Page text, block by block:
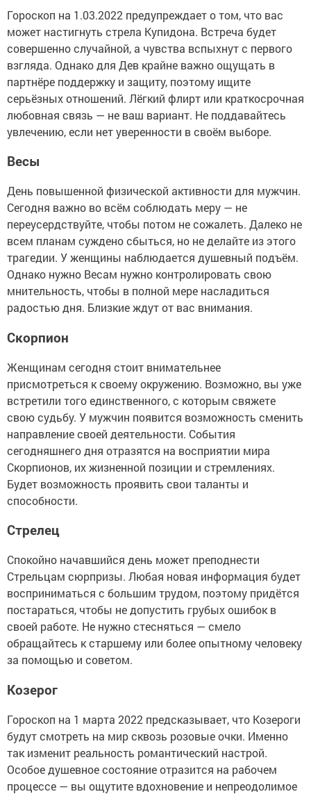
Гороскоп на 1.03.2022 предупреждает о том, что вас
может настигнуть стрела Купидона. Встреча будет
совершенно случайной, а чувства вспыхнут с первого
взгляда. Однако для Дев крайне важно ощущать в
партнёре поддержку и защиту, поэтому ищите
серьёзных отношений. Лёгкий флирт или краткосрочная
любовная связь — не ваш вариант. Не поддавайтесь
увлечению, если нет уверенности в своём выборе.
Весы
День повышенной физической активности для мужчин.
Сегодня важно во всём соблюдать меру — не
переусердствуйте, чтобы потом не сожалеть. Далеко не
всем планам суждено сбыться, но не делайте из этого
трагедии. У женщины наблюдается душевный подъём.
Однако нужно Весам нужно контролировать свою
мнительность, чтобы в полной мере насладиться
радостью дня. Близкие ждут от вас внимания.
Скорпион
Женщинам сегодня стоит внимательнее
присмотреться к своему окружению. Возможно, вы уже
встретили того единственного, с которым свяжете
свою судьбу. У мужчин появится возможность сменить
направление своей деятельности. События
сегодняшнего дня отразятся на восприятии мира
Скорпионов, их жизненной позиции и стремлениях.
Будет возможность проявить свои таланты и
способности.
Стрелец
Спокойно начавшийся день может преподнести
Стрельцам сюрпризы. Любая новая информация будет
восприниматься с большим трудом, поэтому придётся
постараться, чтобы не допустить грубых ошибок в
своей работе. Не нужно стесняться — смело
обращайтесь к старшему или более опытному человеку
за помощью и советом.
Козерог
Гороскоп на 1 марта 2022 предсказывает, что Козероги
будут смотреть на мир сквозь розовые очки. Именно
так изменит реальность романтический настрой.
Особое душевное состояние отразится на рабочем
процессе — вы ощутите вдохновение и непреодолимое